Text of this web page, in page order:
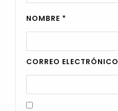
NOMBRE *
CORREO ELECTRÓNICO